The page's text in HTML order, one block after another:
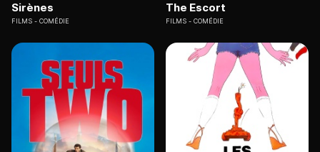
Sirènes
FILMS COMÉDIE
The Escort
FILMS COMÉDIE